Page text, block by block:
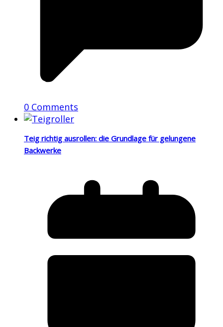
0 Comments
Teig richtig ausrollen: die Grundlage für gelungene
Backwerke